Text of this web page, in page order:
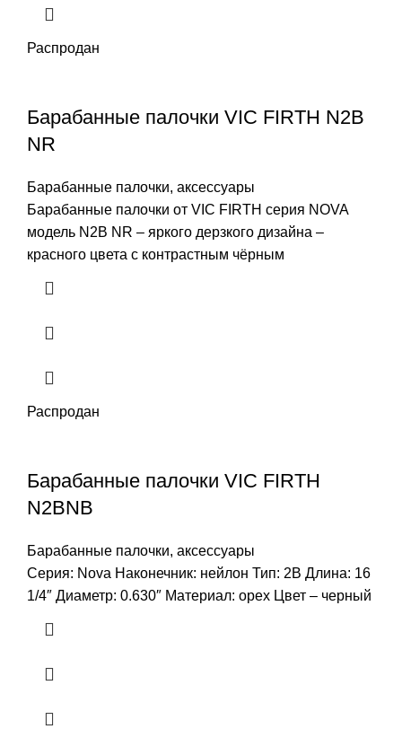
Распродан
Барабанные палочки VIC FIRTH N2B
NR
Барабанные палочки, аксессуары
Барабанные палочки от VIC FIRTH серия NOVA
модель N2B NR – яркого дерзкого дизайна –
красного цвета с контрастным чёрным
Распродан
Барабанные палочки VIC FIRTH
N2BNB
Барабанные палочки, аксессуары
Серия: Nova Наконечник: нейлон Тип: 2B Длина: 16
1/4″ Диаметр: 0.630″ Материал: орех Цвет – черный